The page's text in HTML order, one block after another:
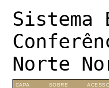
Sistema
Norte
CAPA SOBRE